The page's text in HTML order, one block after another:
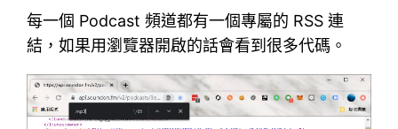
每一個 Podcast 頻道都有一個專屬的 RSS 連
結，如果用瀏覽器開啟的話會看到很多代碼。